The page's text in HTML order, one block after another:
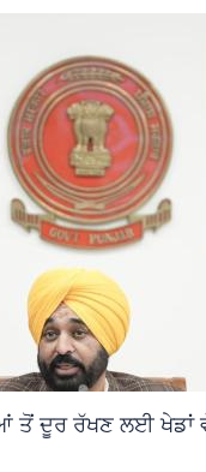
ਤੋਂ ਦੂਰ ਰੱਖਣ ਲਈ ਖੇਡਾਂ